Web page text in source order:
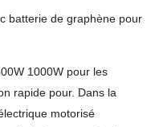
batterie de graphène pour
1000W pour les
rapide pour. Dans la
motorisé